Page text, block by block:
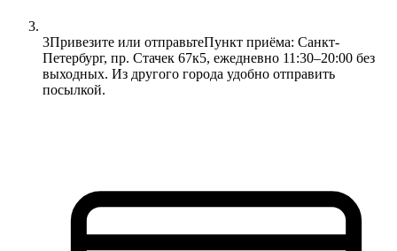
3Привезите или отправьтеПункт приёма: Санкт-
Петербург, пр. Стачек 67к5, ежедневно 11:30–20:00 без
выходных. Из другого города удобно отправить
посылкой.